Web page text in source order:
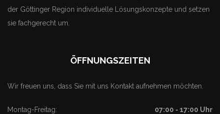
der Göttinger Region individuelle Lösungskonzepte und setzen
sie fachgerecht um.
ÖFFNUNGSZEITEN
Wir freuen uns, dass Sie mit uns Kontakt aufnehmen möchten.
Montag-Freitag: 07:00 - 17:00 Uhr